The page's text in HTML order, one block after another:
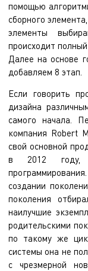
помощью
сборного
элементы
происходит
Далее на основе
добавляем 8 этап.
Если говорить
дизайна
самого начала.
компания Robert
свой основной
в 2012 году,
создании
поколения
наилучшие
родительскими
по такому же
системы она не
с чрезмерной